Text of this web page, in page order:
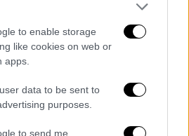
to enable storage
like cookies on web or
apps.
data to be sent to
purposes.
to send me
από όσα μας
τη χώρα τους
από την ευγνωμοσύνη
να ξαναχτίσουν τη
ξανά τον σκοπό